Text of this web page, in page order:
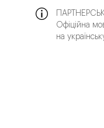
Офіційна
на